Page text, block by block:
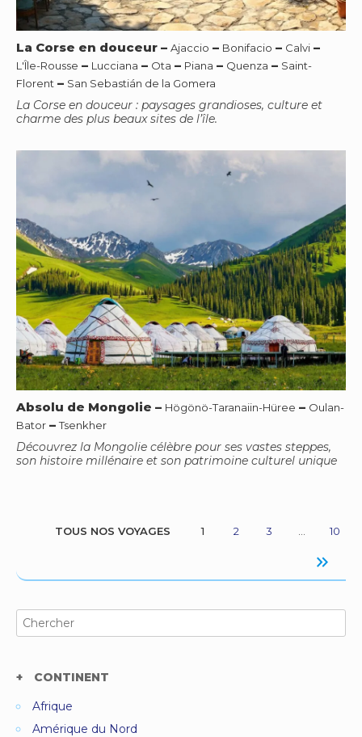
La Corse en douceur – Ajaccio – Bonifacio – Calvi –
L'Île-Rousse – Lucciana – Ota – Piana – Quenza – Saint-
Florent – San Sebastián de la Gomera
La Corse en douceur : paysages grandioses, culture et
charme des plus beaux sites de l’île.
Absolu de Mongolie – Högönö-Taranaiin-Hüree – Oulan-
Bator –Tsenkher
Découvrez la Mongolie célèbre pour ses vastes steppes,
son histoire millénaire et son patrimoine culturel unique
TOUS NOS VOYAGES 1 2 3 10
keyboard_double_arrow_right
Search
for:
CONTINENT
Afrique
Amérique du Nord